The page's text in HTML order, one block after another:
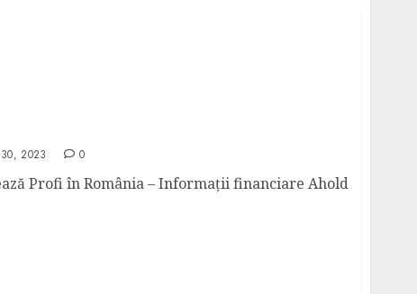
30, 2023 0
Profi în România – Informații financiare Ahold